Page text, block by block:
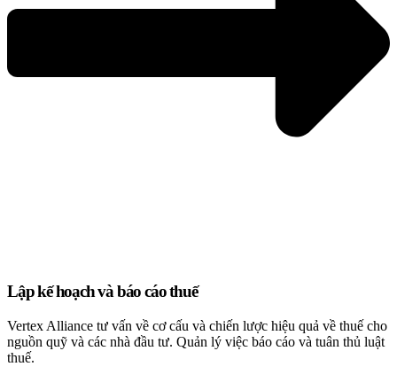
Lập kế hoạch và báo cáo thuế
Vertex Alliance tư vấn về cơ cấu và chiến lược hiệu quả về thuế cho
nguồn quỹ và các nhà đầu tư. Quản lý việc báo cáo và tuân thủ luật
thuế.